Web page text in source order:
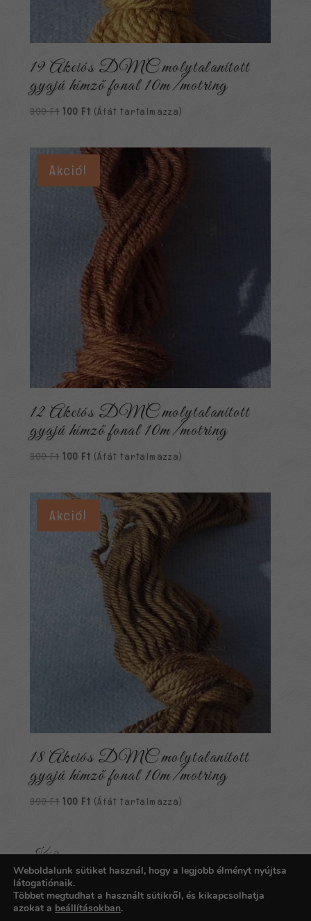
19 Akciós DMC molytalanított
gyajú hímző fonal 10m/motring
300Ft Original
300 Ft.
100 FtCurrent
100 Ft.
(Áfát tartalmazza)
Akció!
12 Akciós DMC molytalanított
gyajú hímző fonal 10m/motring
300Ft Original
300 Ft.
100 FtCurrent
100 Ft.
(Áfát tartalmazza)
Akció!
18 Akciós DMC molytalanított
gyajú hímző fonal 10m/motring
300Ft Original
100 FtCurrent
(Áfát tartalmazza)
Kosár
Nincsenek termékek a kosárban.
Weboldalunk sütiket használ, hogy a legjobb élményt nyújtsa
látogatiónaik.
Többet megtudhat a használt sütikről, és kikapcsolhatja
azokat a beállításokban.